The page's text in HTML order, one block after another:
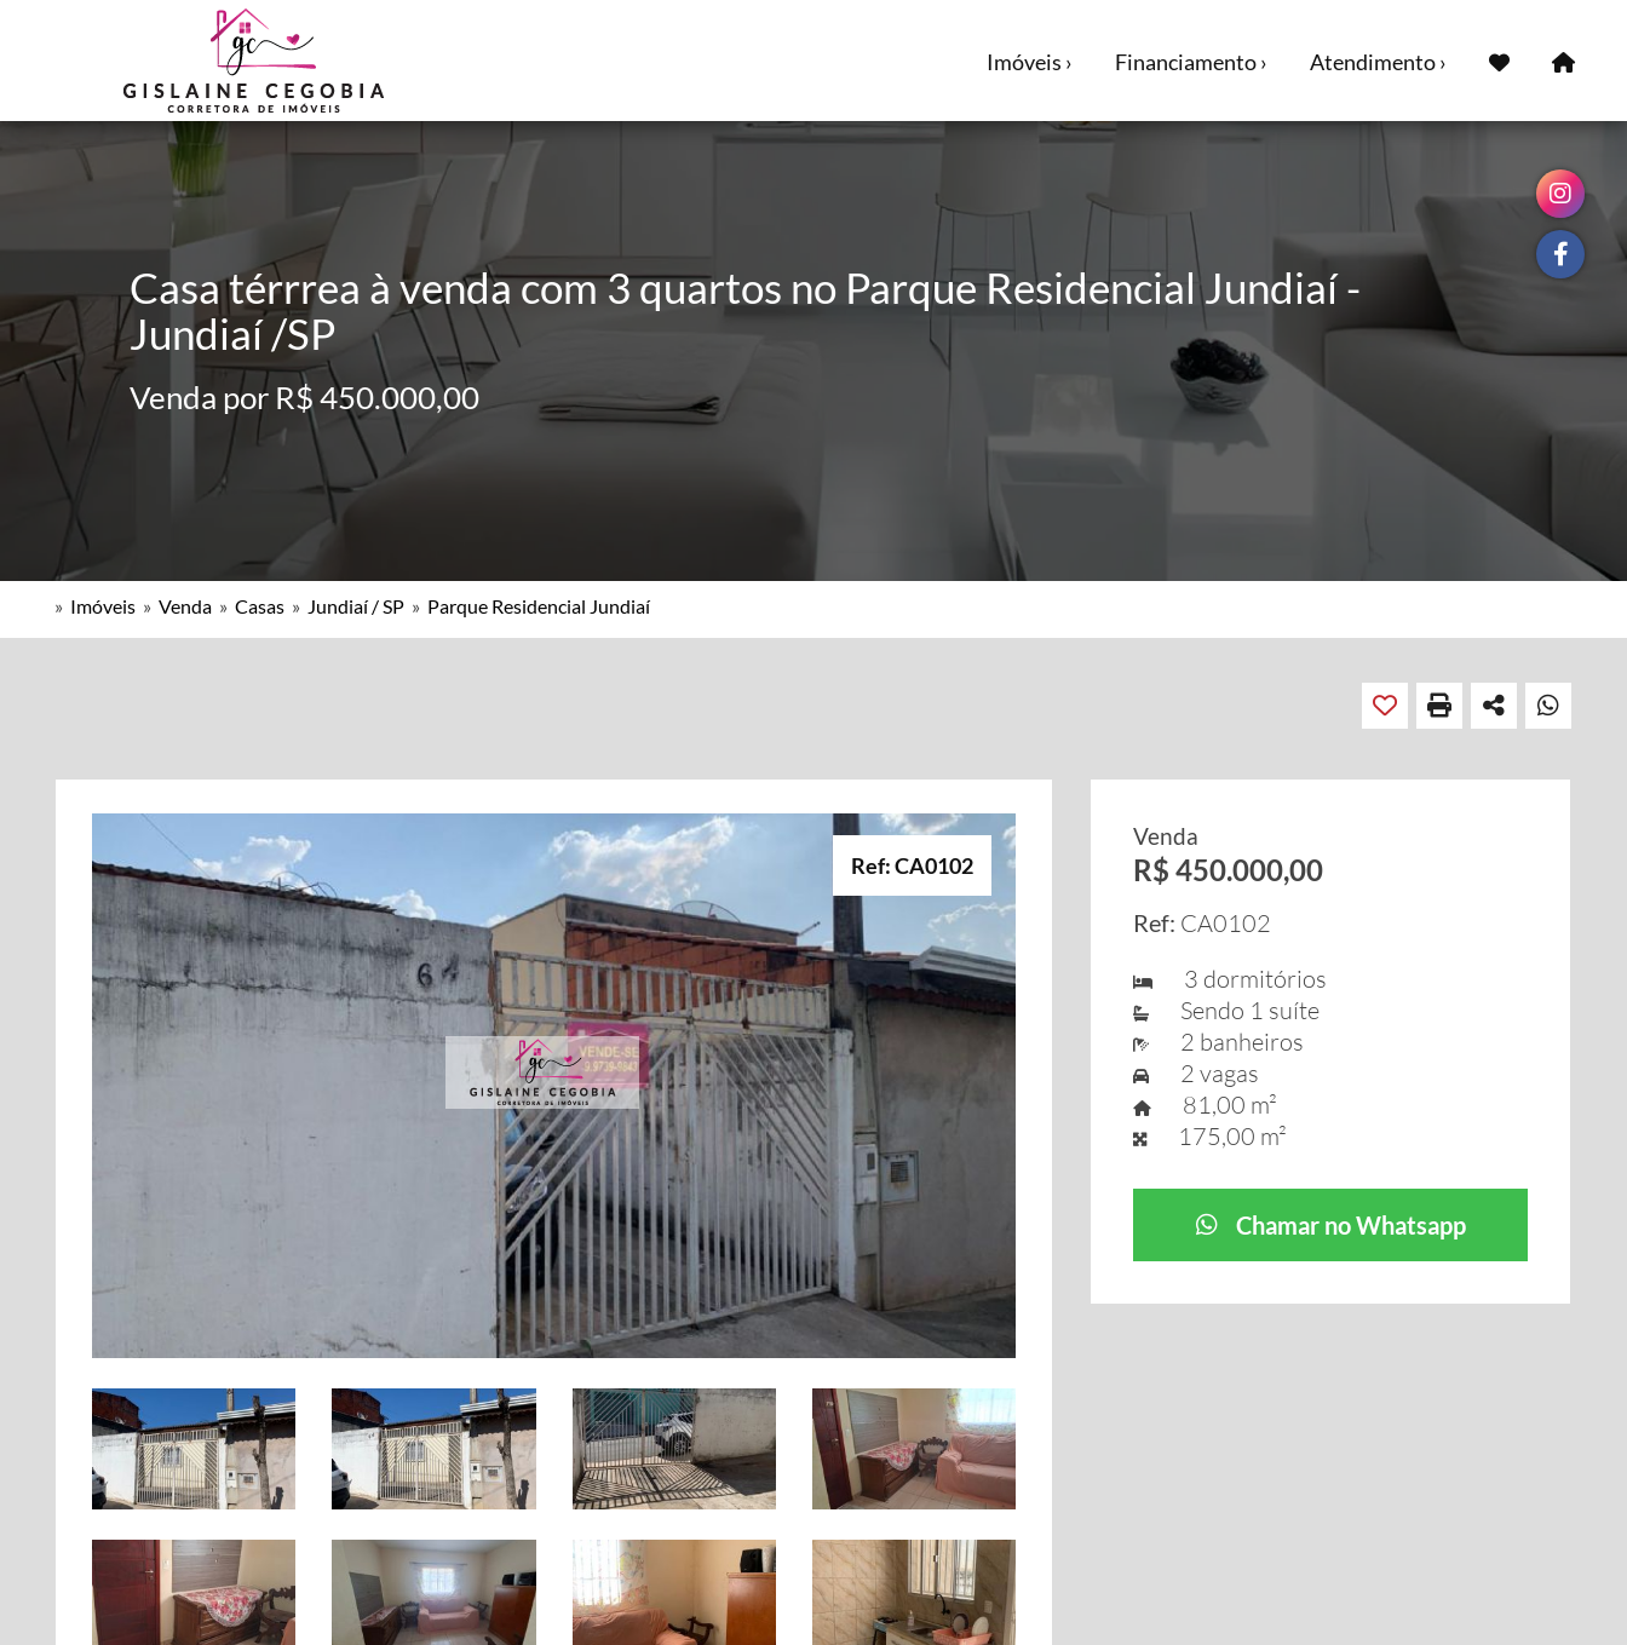
Imóveis › Financiamento › Atendimento ›
Casa térrrea à venda com 3 quartos no Parque Residencial Jundiaí -
Jundiaí /SP
Venda por R$ 450.000,00
» Imóveis » Venda » Casas » Jundiaí / SP » Parque Residencial Jundiaí
Ref: CA0102
Venda
R$ 450.000,00
Ref: CA0102
3 dormitórios
Sendo 1 suíte
2 banheiros
2 vagas
81,00 m²
175,00 m²
Chamar no Whatsapp